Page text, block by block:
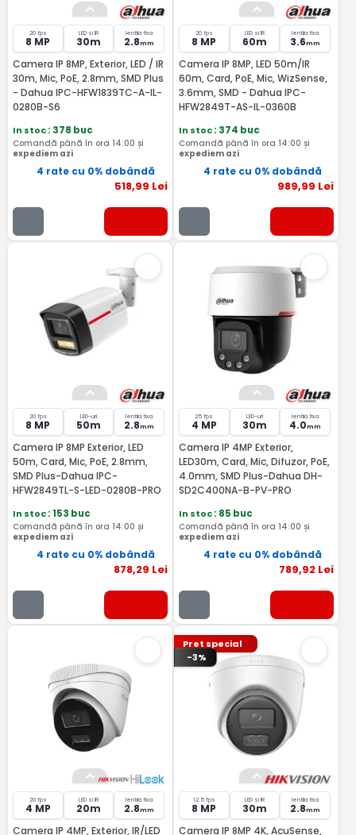
20 fps
8 MP
LED si IR
30m
lentila fixa
2.8mm
Camera IP 8MP, Exterior, LED / IR
30m, Mic, PoE, 2.8mm, SMD Plus
- Dahua IPC-HFW1839TC-A-IL-
0280B-S6
In stoc: 378 buc
Comandă până în ora 14:00 și
expediem azi
4 rate cu 0% dobândă
518,99 Lei
20 fps
8 MP
LED si IR
60m
lentila fixa
3.6mm
Camera IP 8MP, LED 50m/IR
60m, Card, PoE, Mic, WizSense,
3.6mm, SMD - Dahua IPC-
HFW2849T-AS-IL-0360B
In stoc: 374 buc
Comandă până în ora 14:00 și
expediem azi
4 rate cu 0% dobândă
989,99 Lei
20 fps
8 MP
LED-uri
50m
lentila fixa
2.8mm
Camera IP 8MP Exterior, LED
50m, Card, Mic, PoE, 2.8mm,
SMD Plus-Dahua IPC-
HFW2849TL-S-LED-0280B-PRO
In stoc: 153 buc
Comandă până în ora 14:00 și
expediem azi
4 rate cu 0% dobândă
878,29 Lei
25 fps
4 MP
LED-uri
30m
lentila fixa
4.0mm
Camera IP 4MP Exterior,
LED30m, Card, Mic, Difuzor, PoE,
4.0mm, SMD Plus-Dahua DH-
SD2C400NA-B-PV-PRO
In stoc: 85 buc
Comandă până în ora 14:00 și
expediem azi
4 rate cu 0% dobândă
789,92 Lei
20 fps
4 MP
LED si IR
20m
lentila fixa
2.8mm
Camera IP 4MP, Exterior, IR/LED
Pret special
-3%
12.5 fps
8 MP
LED si IR
30m
lentila fixa
2.8mm
Camera IP 8MP 4K, AcuSense,